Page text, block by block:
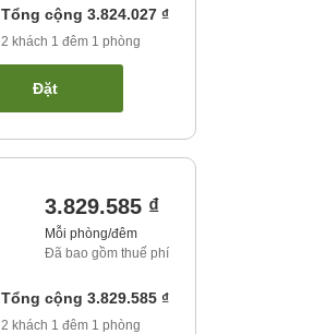
Tổng cộng 3.824.027 ₫
2 khách 1 đêm 1 phòng
Đặt
3.829.585 ₫
Mỗi phòng/đêm
Đã bao gồm thuế phí
Tổng cộng 3.829.585 ₫
2 khách 1 đêm 1 phòng